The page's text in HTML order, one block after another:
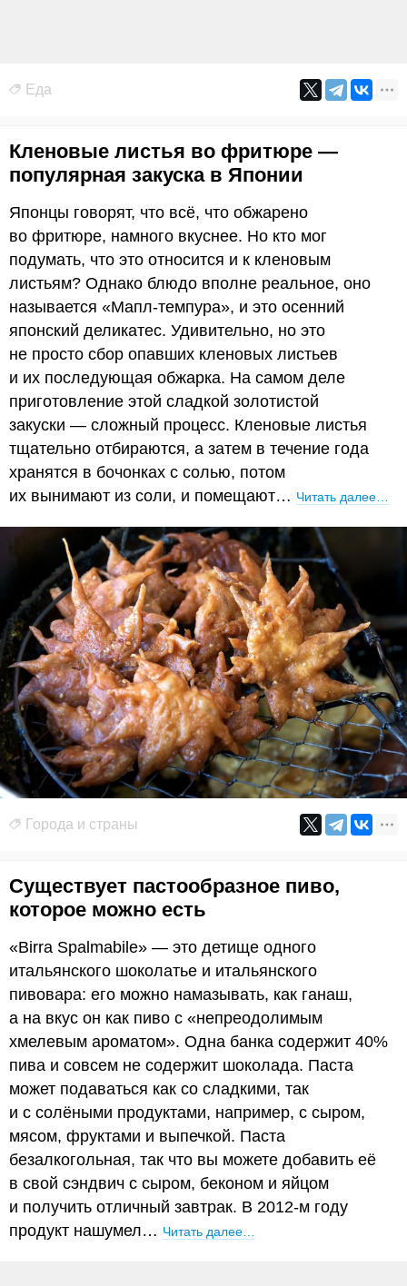
Еда
Кленовые листья во фритюре —
популярная закуска в Японии
Японцы говорят, что всё, что обжарено
во фритюре, намного вкуснее. Но кто мог
подумать, что это относится и к кленовым
листьям? Однако блюдо вполне реальное, оно
называется «Мапл-темпура», и это осенний
японский деликатес. Удивительно, но это
не просто сбор опавших кленовых листьев
и их последующая обжарка. На самом деле
приготовление этой сладкой золотистой
закуски — сложный процесс. Кленовые листья
тщательно отбираются, а затем в течение года
хранятся в бочонках с солью, потом
их вынимают из соли, и помещают… Читать далее…
Города и страны
Существует пастообразное пиво,
которое можно есть
«Birra Spalmabile» — это детище одного
итальянского шоколатье и итальянского
пивовара: его можно намазывать, как ганаш,
а на вкус он как пиво с «непреодолимым
хмелевым ароматом». Одна банка содержит 40%
пива и совсем не содержит шоколада. Паста
может подаваться как со сладкими, так
и с солёными продуктами, например, с сыром,
мясом, фруктами и выпечкой. Паста
безалкогольная, так что вы можете добавить её
в свой сэндвич с сыром, беконом и яйцом
и получить отличный завтрак. В 2012-м году
продукт нашумел… Читать далее…